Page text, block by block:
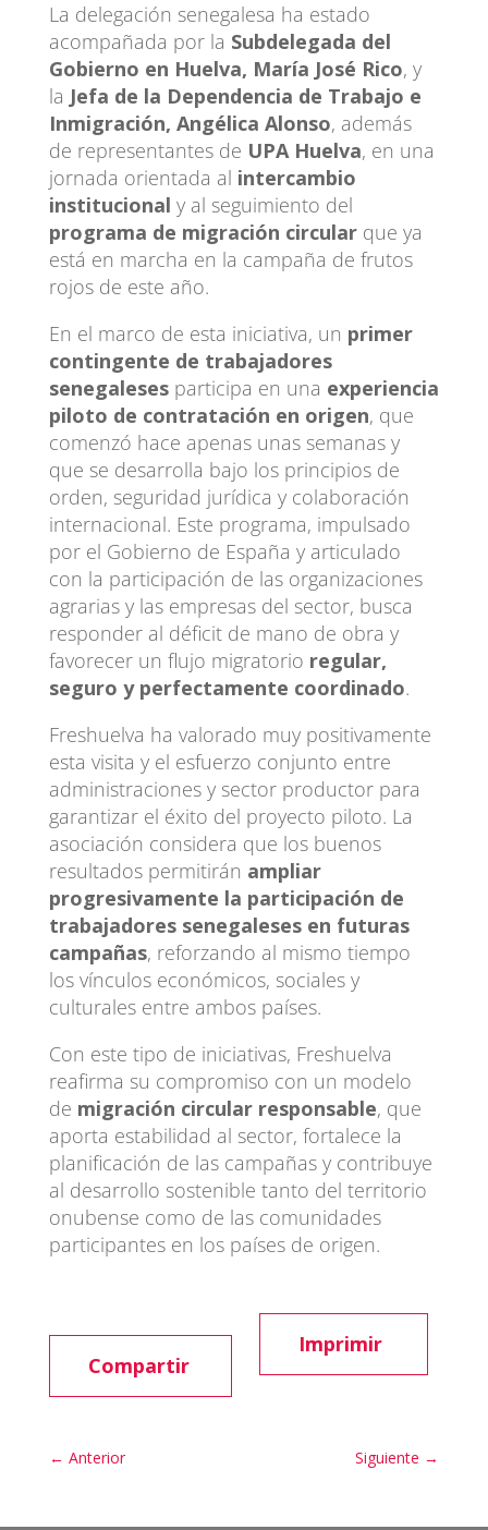
La delegación senegalesa ha estado
acompañada por la Subdelegada del
Gobierno en Huelva, María José Rico, y
la Jefa de la Dependencia de Trabajo e
Inmigración, Angélica Alonso, además
de representantes de UPA Huelva, en una
jornada orientada al intercambio
institucional y al seguimiento del
programa de migración circularque ya
está en marcha en la campaña de frutos
rojos de este año.
En el marco de esta iniciativa, un primer
contingente de trabajadores
senegalesesparticipa en una experiencia
piloto de contratación en origen, que
comenzó hace apenas unas semanas y
que se desarrolla bajo los principios de
orden, seguridad jurídica y colaboración
internacional. Este programa, impulsado
por el Gobierno de España y articulado
con la participación de las organizaciones
agrarias y las empresas del sector, busca
responder al déficit de mano de obra y
favorecer un flujo migratorio regular,
seguro y perfectamente coordinado.
Freshuelva ha valorado muy positivamente
esta visita y el esfuerzo conjunto entre
administraciones y sector productor para
garantizar el éxito del proyecto piloto. La
asociación considera que los buenos
resultados permitirán ampliar
progresivamente la participación de
trabajadores senegaleses en futuras
campañas, reforzando al mismo tiempo
los vínculos económicos, sociales y
culturales entre ambos países.
Con este tipo de iniciativas, Freshuelva
reafirma su compromiso con un modelo
de migración circular responsable, que
aporta estabilidad al sector, fortalece la
planificación de las campañas y contribuye
al desarrollo sostenible tanto del territorio
onubense como de las comunidades
participantes en los países de origen.
Compartir
Imprimir
← Anterior Siguiente →